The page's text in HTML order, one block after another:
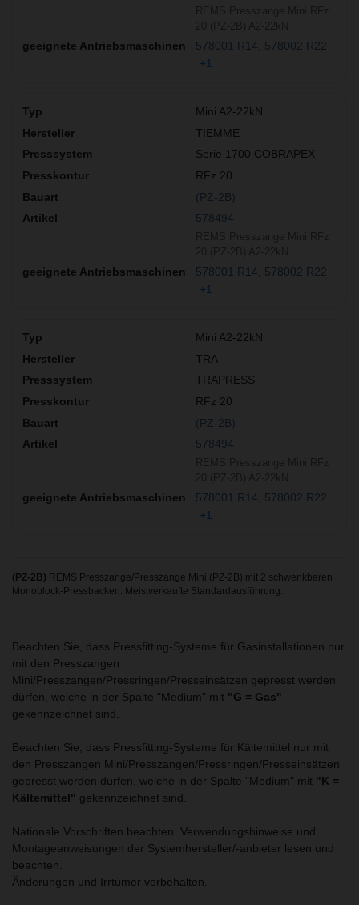
578001 R14
578002 R22
+1
Mini A2-22kN
TIEMME
Serie 1700 COBRAPEX
RFz 20
(PZ-2B)
578494
578001 R14
578002 R22
+1
Mini A2-22kN
TRA
TRAPRESS
RFz 20
(PZ-2B)
578494
578001 R14
578002 R22
+1
(PZ-2B) REMS Presszange/Presszange Mini (PZ-2B) mit 2 schwenkbaren
Monoblock-Pressbacken. Meistverkaufte Standardausführung.
Beachten Sie, dass Pressfitting-Systeme für Gasinstallationen nur
mit den Presszangen
Mini/Presszangen/Pressringen/Presseinsätzen gepresst werden
dürfen, welche in der Spalte "Medium" mit "G = Gas"
gekennzeichnet sind.
Beachten Sie, dass Pressfitting-Systeme für Kältemittel nur mit
den Presszangen Mini/Presszangen/Pressringen/Presseinsätzen
gepresst werden dürfen, welche in der Spalte "Medium" mit "K =
Kältemittel" gekennzeichnet sind.
Nationale Vorschriften beachten. Verwendungshinweise und
Montageanweisungen der Systemhersteller/-anbieter lesen und
beachten.
Änderungen und Irrtümer vorbehalten.